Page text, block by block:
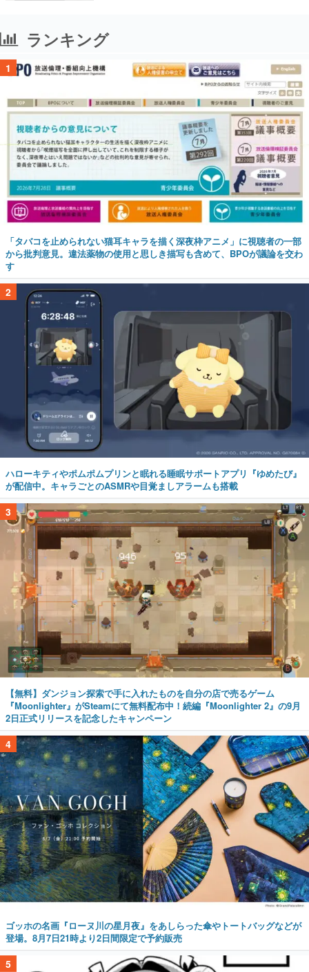
ランキング
1
「タバコを止められない猫耳キャラを描く深夜枠アニメ」に視聴者の一部
から批判意見。違法薬物の使用と思しき描写も含めて、BPOが議論を交わ
す
2
ハローキティやポムポムプリンと眠れる睡眠サポートアプリ『ゆめたび』
が配信中。キャラごとのASMRや目覚ましアラームも搭載
3
【無料】ダンジョン探索で手に入れたものを自分の店で売るゲーム
『Moonlighter』がSteamにて無料配布中！続編『Moonlighter 2』の9月
2日正式リリースを記念したキャンペーン
4
ゴッホの名画『ローヌ川の星月夜』をあしらった傘やトートバッグなどが
登場。8月7日21時より2日間限定で予約販売
5